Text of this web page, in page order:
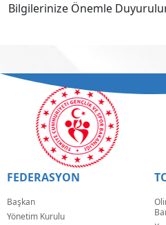
Bilgilerinize Önemle
FEDERASYON
Başkan
Yönetim Kurulu